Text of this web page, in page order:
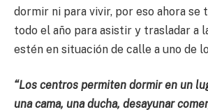
dormir ni para vivir, por eso ahora se
todo el año para asistir y trasladar a
estén en situación de calle a uno de
“Los centros permiten dormir en un
una cama, una ducha, desayunar